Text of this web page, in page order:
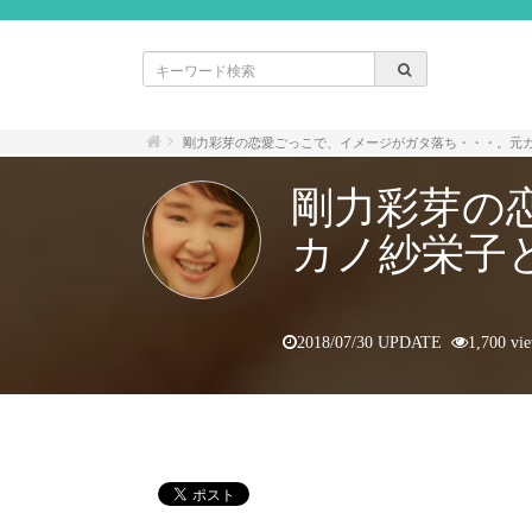
剛力彩芽の恋愛ごっこで、イメージがガタ落ち・・・。元
剛力彩芽の
カノ紗栄子
2018/07/30 UPDATE 1,700